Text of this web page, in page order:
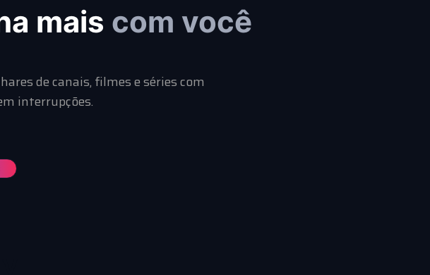
mais com você
de canais, filmes e séries com
interrupções.